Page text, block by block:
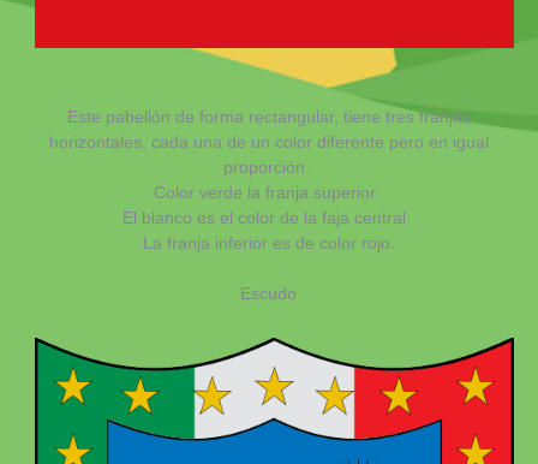
Este pabellón de forma rectangular, tiene tres franjas
horizontales, cada una de un color diferente pero en igual
proporción. ​
Color verde la franja superior.
El blanco es el color de la faja central.
La franja inferior es de color rojo.
Escudo​